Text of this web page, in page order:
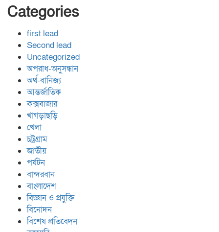
Categories
first lead
Second lead
Uncategorized
অপরাধ-অনুসন্ধান
অর্থ-বানিজ্য
আন্তর্জাতিক
কক্সবাজার
খাগড়াছড়ি
খেলা
চট্রগ্রাম
জাতীয়
পর্যটন
বান্দরবান
বাংলাদেশ
বিজ্ঞান ও প্রযুক্তি
বিনোদন
বিশেষ প্রতিবেদন